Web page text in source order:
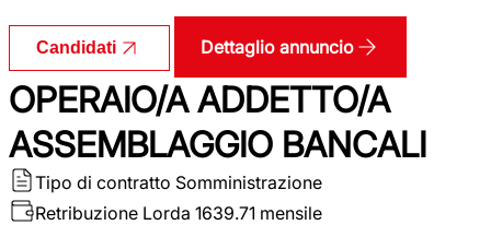
Candidati Dettaglio annuncio
OPERAIO/A ADDETTO/A
ASSEMBLAGGIO BANCALI
Tipo di contratto Somministrazione
Retribuzione Lorda 1639.71 mensile